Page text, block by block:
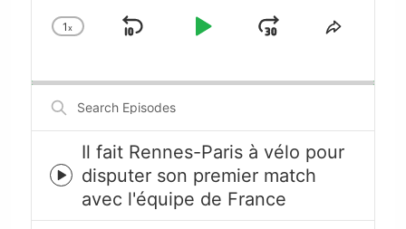
Change
1x
Skip
Play
JumpShare
Search
Episodes
Episode
play
icon
Il fait Rennes-Paris à vélo pour
disputer son premier match
avec l'équipe de France